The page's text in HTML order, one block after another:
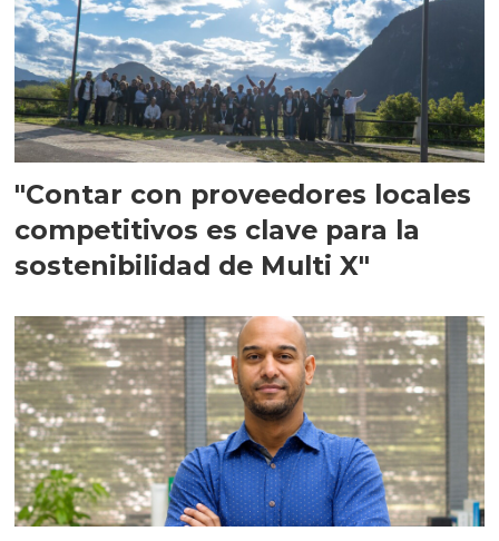
"Contar con proveedores locales
competitivos es clave para la
sostenibilidad de Multi X"